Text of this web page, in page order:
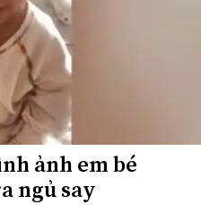
ảnh em bé
ngủ say